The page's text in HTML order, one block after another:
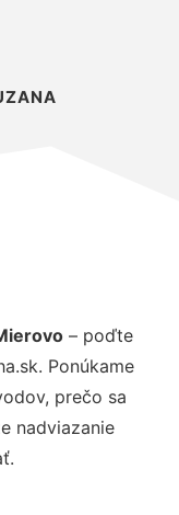
– poďte
Ponúkame
prečo sa
nadviazanie